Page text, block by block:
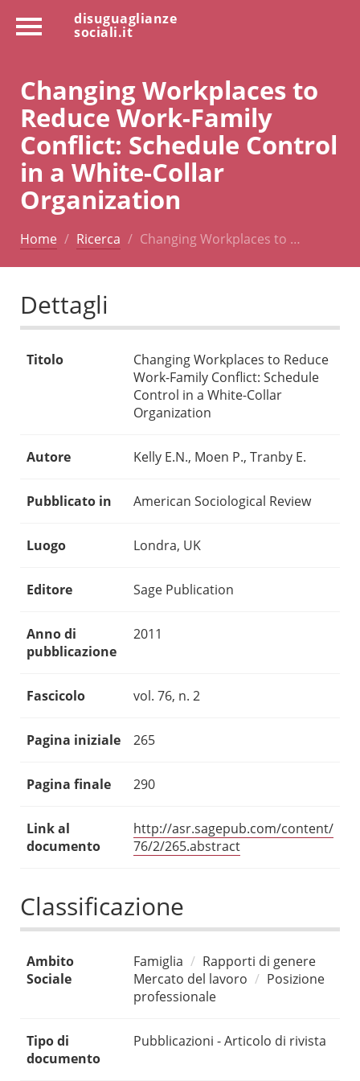
disuguaglianze
sociali.it
Changing Workplaces to
Reduce Work-Family
Conflict: Schedule Control
in a White-Collar
Organization
Home Ricerca Changing Workplaces to …
Dettagli
Titolo
Changing Workplaces to Reduce
Work-Family Conflict: Schedule
Control in a White-Collar
Organization
Autore Kelly E.N., Moen P., Tranby E.
Pubblicato in American Sociological Review
Luogo Londra, UK
Editore Sage Publication
Anno di
pubblicazione
2011
Fascicolo vol. 76, n. 2
Pagina iniziale 265
Pagina finale 290
Link al
documento
http://asr.sagepub.com/content/
76/2/265.abstract
Classificazione
Ambito
Sociale
Famiglia
Rapporti di genere
Mercato del lavoro
Posizione
professionale
Tipo di
documento
Pubblicazioni - Articolo di rivista